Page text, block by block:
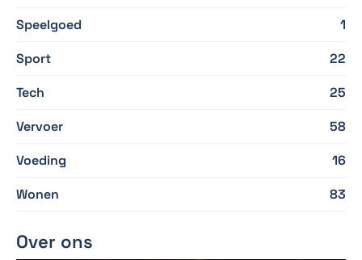
Speelgoed
1
Sport
22
Tech
25
Vervoer
58
Voeding
16
Wonen
83
Over ons